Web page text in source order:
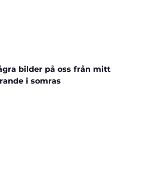
bilder på oss från mitt
i somras